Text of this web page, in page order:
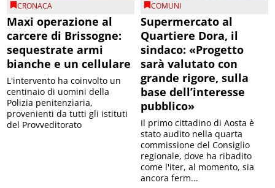
CRONACA
Maxi operazione al
carcere di Brissogne:
sequestrate armi
bianche e un cellulare
L'intervento ha coinvolto un
centinaio di uomini della
Polizia penitenziaria,
provenienti da tutti gli istituti
del Provveditorato
COMUNI
Supermercato al
Quartiere Dora, il
sindaco: «Progetto
sarà valutato con
grande rigore, sulla
base dell’interesse
pubblico»
Il primo cittadino di Aosta è
stato audito nella quarta
commissione del Consiglio
regionale, dove ha ribadito
come l'iter, al momento, sia
ancora ferm...